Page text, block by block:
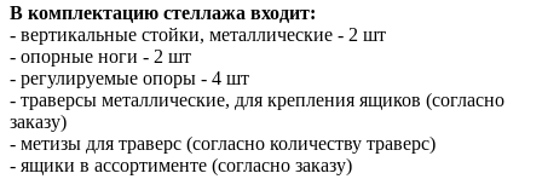
В комплектацию стеллажа входит:
- вертикальные стойки, металлические - 2 шт
- опорные ноги - 2 шт
- регулируемые опоры - 4 шт
- траверсы металлические, для крепления ящиков (согласно
заказу)
- метизы для траверс (согласно количеству траверс)
- ящики в ассортименте (согласно заказу)